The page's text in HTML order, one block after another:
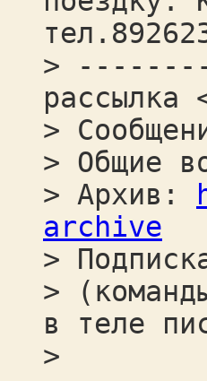
>
>
> Общие
> Архив:
archive
>
>
в теле
>